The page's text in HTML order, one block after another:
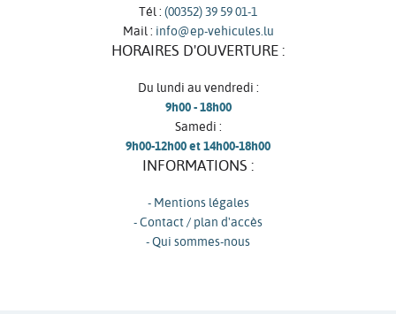
Tél : (00352) 39 59 01-1
Mail : info@ep-vehicules.lu
HORAIRES D'OUVERTURE :
Du lundi au vendredi :
9h00 - 18h00
Samedi :
9h00-12h00 et 14h00-18h00
INFORMATIONS :
- Mentions légales
- Contact / plan d'accès
- Qui sommes-nous